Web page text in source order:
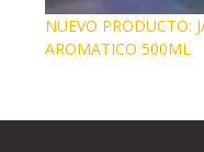
NUEVO PRODUCTO:
AROMATICO 500ML